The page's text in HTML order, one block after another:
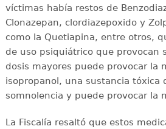
víctimas había restos de
Clonazepan, clordiazepoxido y
como la Quetiapina, entre otros,
de uso psiquiátrico que provocan
dosis mayores puede provocar la
isopropanol, una sustancia tóxica
somnolencia y puede provocar la
La Fiscalía resaltó que estos